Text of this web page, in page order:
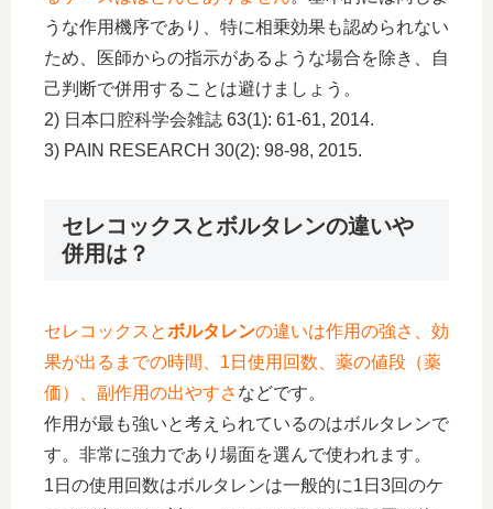
うな作用機序であり、特に相乗効果も認められない
ため、医師からの指示があるような場合を除き、自
己判断で併用することは避けましょう。
2) 日本口腔科学会雑誌 63(1): 61-61, 2014.
3) PAIN RESEARCH 30(2): 98-98, 2015.
セレコックスとボルタレンの違いや
併用は？
セレコックスとボルタレンの違いは作用の強さ、効
果が出るまでの時間、1日使用回数、薬の値段（薬
価）、副作用の出やすさ などです。
作用が最も強いと考えられているのはボルタレンで
す。非常に強力であり場面を選んで使われます。
1日の使用回数はボルタレンは一般的に1日3回のケ